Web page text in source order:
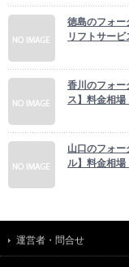
徳島のフォー
リフトサー
香川のフォー
ス】料金相
山口のフォ
ル】料金相場
運営者・問合せ